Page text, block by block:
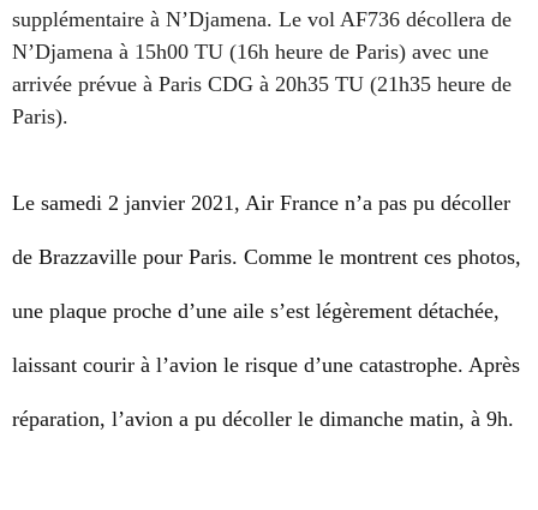
supplémentaire à N’Djamena. Le vol AF736 décollera de
N’Djamena à 15h00 TU (16h heure de Paris) avec une
arrivée prévue à Paris CDG à 20h35 TU (21h35 heure de
Paris).
Le samedi 2 janvier 2021, Air France n’a pas pu décoller
de Brazzaville pour Paris. Comme le montrent ces photos,
une plaque proche d’une aile s’est légèrement détachée,
laissant courir à l’avion le risque d’une catastrophe. Après
réparation, l’avion a pu décoller le dimanche matin, à 9h.